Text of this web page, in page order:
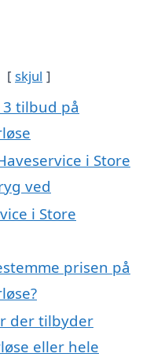
skjul
tilbud på
i Store
ved
i Store
prisen på
der tilbyder
eller hele